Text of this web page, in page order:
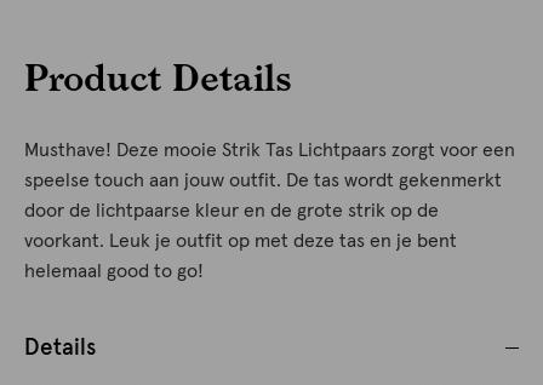
Product Details
Musthave! Deze mooie Strik Tas Lichtpaars zorgt voor een
speelse touch aan jouw outfit. De tas wordt gekenmerkt
door de lichtpaarse kleur en de grote strik op de
voorkant. Leuk je outfit op met deze tas en je bent
helemaal good to go!
Details